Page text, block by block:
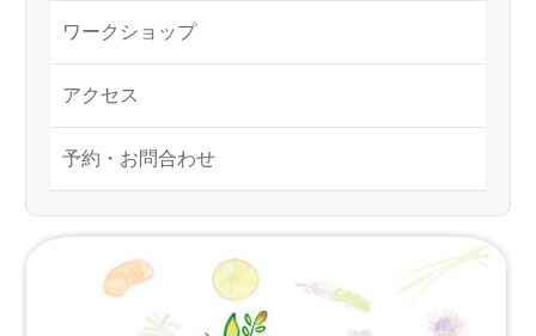
ワークショップ
アクセス
予約・お問合わせ